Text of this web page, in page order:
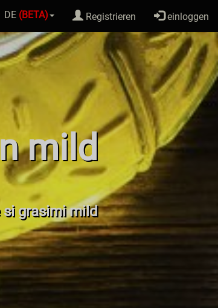
DE (BETA) Registrieren einloggen
mild
si grasimi mild